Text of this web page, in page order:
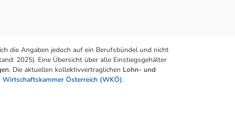
die Angaben jedoch auf ein Berufsbündel und nicht
2025). Eine Übersicht über alle Einstiegsgehälter
Die aktuellen kollektivvertraglichen Lohn- und
Wirtschaftskammer Österreich (WKÖ).